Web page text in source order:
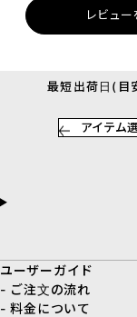
レビュー
最短出荷日(
アイテム
ユーザーガイド
- ご注文の流れ
- 料金について